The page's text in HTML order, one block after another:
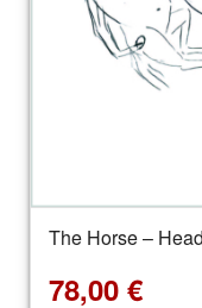
The Horse –
78,00 €